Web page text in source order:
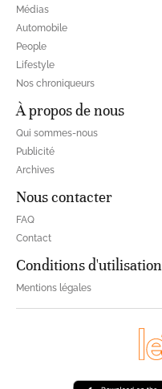
Médias
Automobile
People
Lifestyle
Nos chroniqueurs
À propos de nous
Qui sommes-nous
Publicité
Archives
Nous contacter
FAQ
Contact
Conditions d'utilisation
Mentions légales